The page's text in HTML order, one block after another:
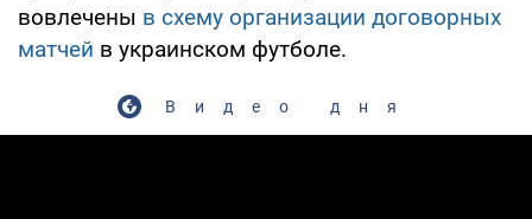
вовлечены в схему организации договорных
матчей в украинском футболе.
Видео дня